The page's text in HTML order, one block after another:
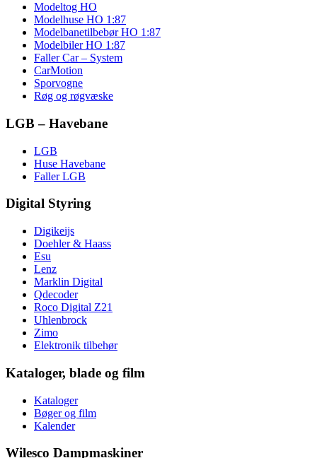
Modeltog HO
Modelhuse HO 1:87
Modelbanetilbebør HO 1:87
Modelbiler HO 1:87
Faller Car – System
CarMotion
Sporvogne
Røg og røgvæske
LGB – Havebane
LGB
Huse Havebane
Faller LGB
Digital Styring
Digikeijs
Doehler & Haass
Esu
Lenz
Marklin Digital
Qdecoder
Roco Digital Z21
Uhlenbrock
Zimo
Elektronik tilbehør
Kataloger, blade og film
Kataloger
Bøger og film
Kalender
Wilesco Dampmaskiner